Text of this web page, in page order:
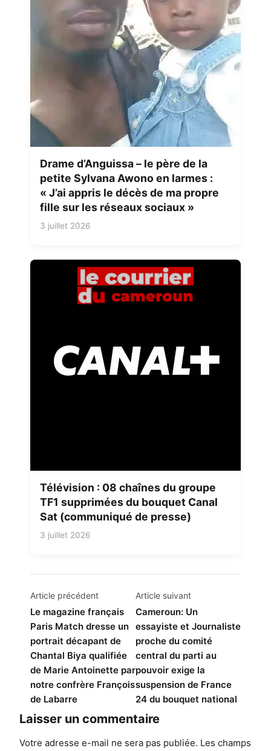
Drame d’Anguissa – le père de la
petite Sylvana Awono en larmes :
« J’ai appris le décès de ma propre
fille sur les réseaux sociaux »
3 juillet 2026
Télévision : 08 chaînes du groupe
TF1 supprimées du bouquet Canal
Sat (communiqué de presse)
3 juillet 2026
Navigation
de
l’article
Article précédent
Le magazine français
Paris Match dresse un
portrait décapant de
Chantal Biya qualifiée
de Marie Antoinette par
notre confrère François
de Labarre
Article suivant
Cameroun: Un
essayiste et Journaliste
proche du comité
central du parti au
pouvoir exige la
suspension de France
24 du bouquet national
Laisser un commentaire
Votre adresse e-mail ne sera pas publiée. Les champs